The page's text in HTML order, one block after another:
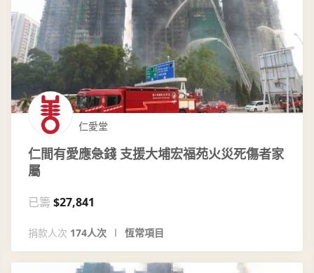
仁愛堂
仁間有愛應急錢 支援大埔宏福苑火災死傷者家
屬
已籌 $27,841
捐款人次 174人次 恆常項目